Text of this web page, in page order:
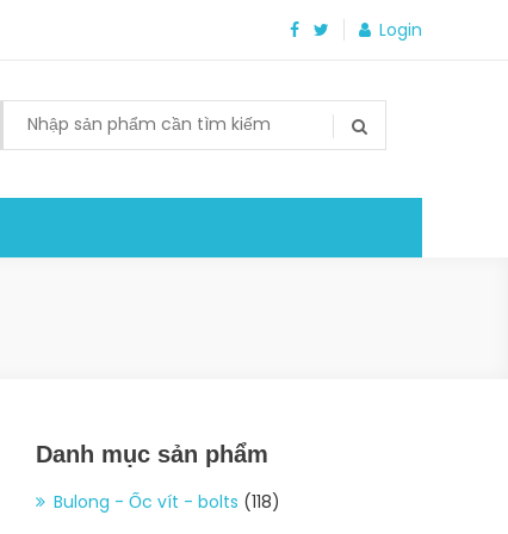
Login
Danh mục sản phẩm
Bulong - Ốc vít - bolts (118)